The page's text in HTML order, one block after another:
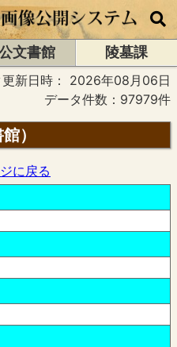
文書館
陵墓課
新日時： 2026年08月06日
データ件数：97979件
）
に戻る